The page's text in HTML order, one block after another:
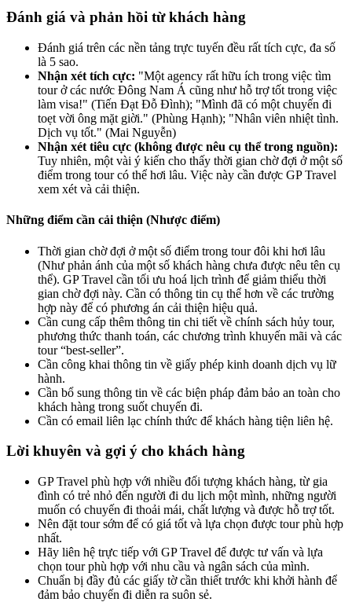
Đánh giá và phản hồi từ khách hàng
Đánh giá trên các nền tảng trực tuyến đều rất tích cực, đa số
là 5 sao.
Nhận xét tích cực: "Một agency rất hữu ích trong việc tìm
tour ở các nước Đông Nam Á cũng như hỗ trợ tốt trong việc
làm visa!" (Tiến Đạt Đỗ Đình); "Mình đã có một chuyến đi
toẹt vời ông mặt giời." (Phùng Hạnh); "Nhân viên nhiệt tình.
Dịch vụ tốt." (Mai Nguyễn)
Nhận xét tiêu cực (không được nêu cụ thể trong nguồn):
Tuy nhiên, một vài ý kiến cho thấy thời gian chờ đợi ở một số
điểm trong tour có thể hơi lâu. Việc này cần được GP Travel
xem xét và cải thiện.
Những điểm cần cải thiện (Nhược điểm)
Thời gian chờ đợi ở một số điểm trong tour đôi khi hơi lâu
(Như phản ánh của một số khách hàng chưa được nêu tên cụ
thể). GP Travel cần tối ưu hoá lịch trình để giảm thiểu thời
gian chờ đợi này. Cần có thông tin cụ thể hơn về các trường
hợp này để có phương án cải thiện hiệu quả.
Cần cung cấp thêm thông tin chi tiết về chính sách hủy tour,
phương thức thanh toán, các chương trình khuyến mãi và các
tour “best-seller”.
Cần công khai thông tin về giấy phép kinh doanh dịch vụ lữ
hành.
Cần bổ sung thông tin về các biện pháp đảm bảo an toàn cho
khách hàng trong suốt chuyến đi.
Cần có email liên lạc chính thức để khách hàng tiện liên hệ.
Lời khuyên và gợi ý cho khách hàng
GP Travel phù hợp với nhiều đối tượng khách hàng, từ gia
đình có trẻ nhỏ đến người đi du lịch một mình, những người
muốn có chuyến đi thoải mái, chất lượng và được hỗ trợ tốt.
Nên đặt tour sớm để có giá tốt và lựa chọn được tour phù hợp
nhất.
Hãy liên hệ trực tiếp với GP Travel để được tư vấn và lựa
chọn tour phù hợp với nhu cầu và ngân sách của mình.
Chuẩn bị đầy đủ các giấy tờ cần thiết trước khi khởi hành để
đảm bảo chuyến đi diễn ra suôn sẻ.